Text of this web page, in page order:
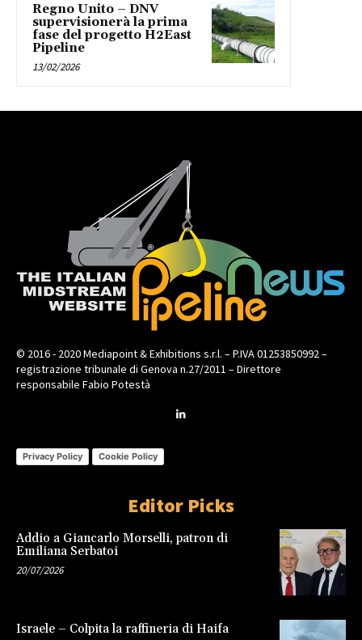
Regno Unito – DNV
supervisionerà la prima
fase del progetto H2East
Pipeline
13/02/2026
© 2016 - 2020 Mediapoint & Exhibitions s.r.l. – P.IVA 01253850992 –
registrazione tribunale di Genova n.27/2011 – Direttore
responsabile Fabio Potestà
Privacy Policy Cookie Policy
Editor Picks
Addio a Giancarlo Morselli, patron di
Emiliana Serbatoi
20/07/2026
Israele – Colpita la raffineria di Haifa